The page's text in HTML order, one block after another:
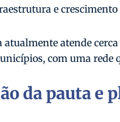
e crescimento
atualmente atende
com uma rede
da pauta e